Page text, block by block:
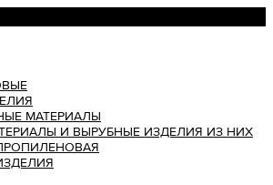
МАТЕРИАЛЫ
И ВЫРУБНЫЕ ИЗДЕЛИЯ ИЗ НИХ